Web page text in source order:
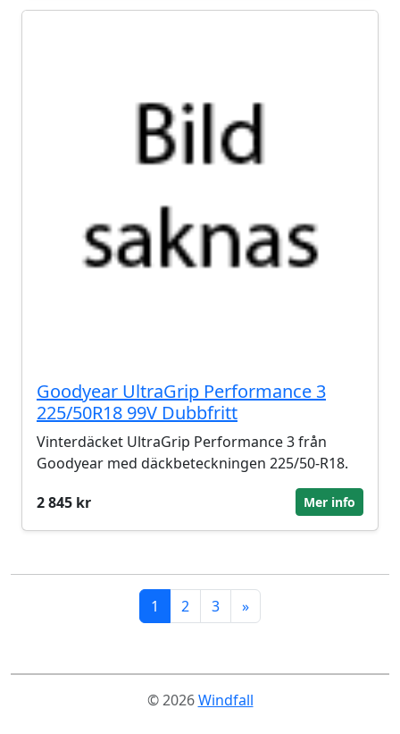
Goodyear UltraGrip Performance 3
225/50R18 99V Dubbfritt
Vinterdäcket UltraGrip Performance 3 från
Goodyear med däckbeteckningen 225/50-R18.
2 845 kr
Mer info
1 2 3 »
© 2026Windfall